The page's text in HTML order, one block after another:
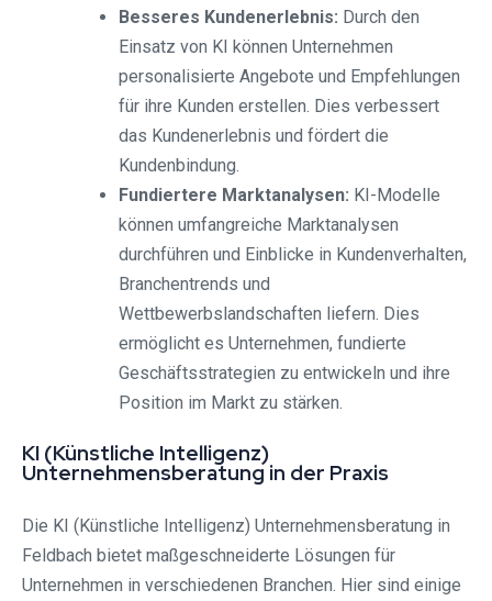
Besseres Kundenerlebnis: Durch den
Einsatz von KI können Unternehmen
personalisierte Angebote und Empfehlungen
für ihre Kunden erstellen. Dies verbessert
das Kundenerlebnis und fördert die
Kundenbindung.
Fundiertere Marktanalysen: KI-Modelle
können umfangreiche Marktanalysen
durchführen und Einblicke in Kundenverhalten,
Branchentrends und
Wettbewerbslandschaften liefern. Dies
ermöglicht es Unternehmen, fundierte
Geschäftsstrategien zu entwickeln und ihre
Position im Markt zu stärken.
KI (Künstliche Intelligenz)
Unternehmensberatung in der Praxis
Die KI (Künstliche Intelligenz) Unternehmensberatung in
Feldbach bietet maßgeschneiderte Lösungen für
Unternehmen in verschiedenen Branchen. Hier sind einige